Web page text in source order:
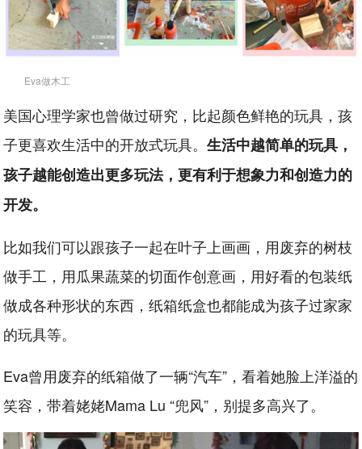
Eva做木工
美国心理学家也曾做过研究，比起颜色鲜艳的玩具，孩
子更喜欢生活中的开放式玩具。生活中越简单的玩具，
孩子越能创造出更多玩法，更有利于想象力和创造力的
开发。
比如我们可以跟孩子一起在叶子上画画，用废弃的树枝
做手工，用瓜果蔬菜的切面作创意画，用好看的包装纸
做成各种形状的东西，纸箱纸盒也都能成为孩子过家家
的玩具等。
Eva曾用废弃的纸箱做了一辆“汽车”，看着她脸上洋溢的
笑容，带着姥姥Mama Lu “兜风”，别提多高兴了。